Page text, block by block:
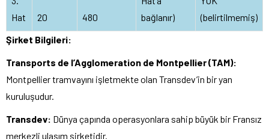
Hat
20 480
bağlanır)
(belirtilmemiş)
Şirket Bilgileri:
Transports de l’Agglomeration de Montpellier (TAM):
Montpellier tramvayını işletmekte olan Transdev’in bir yan
kuruluşudur.
Transdev: Dünya çapında operasyonlara sahip büyük bir Fransız
merkezli ulaşım şirketidir.